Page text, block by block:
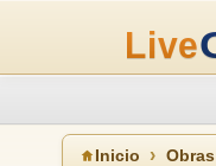
Inicio Obras